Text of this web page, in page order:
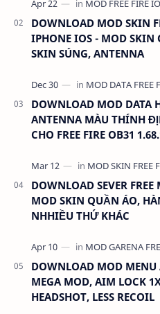
DOWNLOAD MOD SKIN
IPHONE IOS - MOD
SKIN SÚNG, ANTENNA
DOWNLOAD MOD DATA
ANTENNA MÀU THÍNH
CHO FREE FIRE OB31
DOWNLOAD SEVER
MOD SKIN QUẦN ÁO,
NHHIỀU THỨ KHÁC
DOWNLOAD MOD MENU
MEGA MOD, AIM LOCK
HEADSHOT, LESS RECOIL